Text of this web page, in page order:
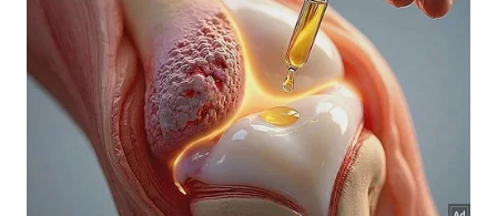
local, afetando raízes próximas. Por isso, o uso é
mais indicado em lajotas, pedras, blocos
intertravados e rachaduras de concreto, onde há
pouco
soloexposto.